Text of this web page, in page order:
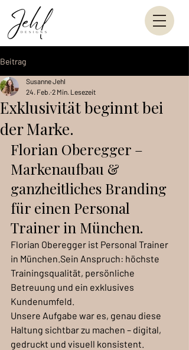
Beitrag
Exklusivität beginnt bei
der Marke.
Susanne Jehl
24. Feb. 2 Min. Lesezeit
Florian Oberegger –
Markenaufbau &
ganzheitliches Branding
für einen Personal
Trainer in München.
Florian Oberegger ist Personal Trainer
in München.Sein Anspruch: höchste
Trainingsqualität, persönliche
Betreuung und ein exklusives
Kundenumfeld.
Unsere Aufgabe war es, genau diese
Haltung sichtbar zu machen – digital,
gedruckt und visuell konsistent.